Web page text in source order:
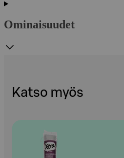
Ominaisuudet
Katso myös